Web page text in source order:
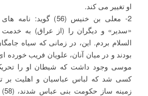
او تغییر می کند.
2- معلی بن خنیس (56)
«سدیر» و دیگران را (از عراق) به
بودند و در میان آنان، علویان فریب خورده
موسی وجود داشت که شیطان او را
کسی شد که لباس عباسیان و اهلیت بر